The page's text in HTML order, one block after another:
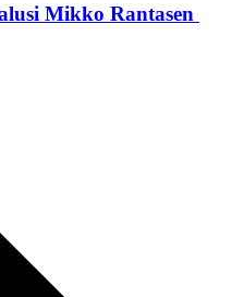
Mikko Rantasen